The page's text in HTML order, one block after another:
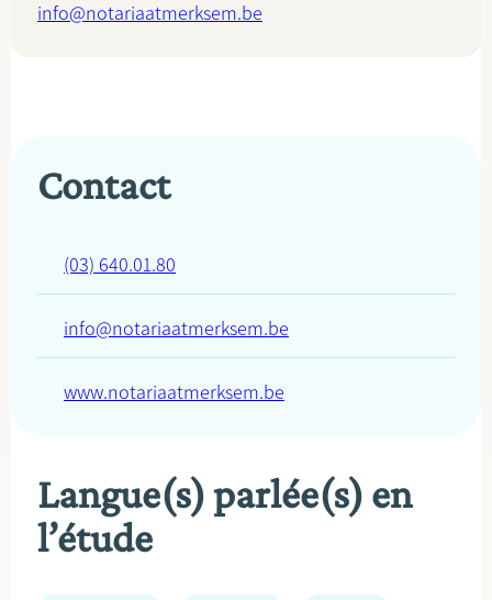
info@notariaatmerksem.be
Contact
(03) 640.01.80
info@notariaatmerksem.be
www.notariaatmerksem.be
Langue(s) parlée(s) en
l’étude